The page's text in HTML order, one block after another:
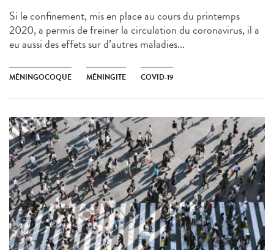
Si le confinement, mis en place au cours du printemps
2020, a permis de freiner la circulation du coronavirus, il a
eu aussi des effets sur d’autres maladies...
MÉNINGOCOQUE MÉNINGITE COVID-19